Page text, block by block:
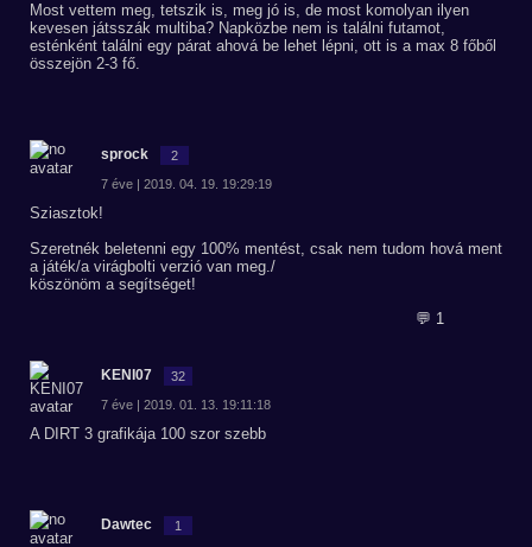
Most vettem meg, tetszik is, meg jó is, de most komolyan ilyen
kevesen játsszák multiba? Napközbe nem is találni futamot,
esténként találni egy párat ahová be lehet lépni, ott is a max 8 főből
összejön 2-3 fő.
sprock 2
7 éve | 2019. 04. 19. 19:29:19
Sziasztok!
Szeretnék beletenni egy 100% mentést, csak nem tudom hová ment
a játék/a virágbolti verzió van meg./
köszönöm a segítséget!
💬 1
KENI07 32
7 éve | 2019. 01. 13. 19:11:18
A DIRT 3 grafikája 100 szor szebb
Dawtec 1